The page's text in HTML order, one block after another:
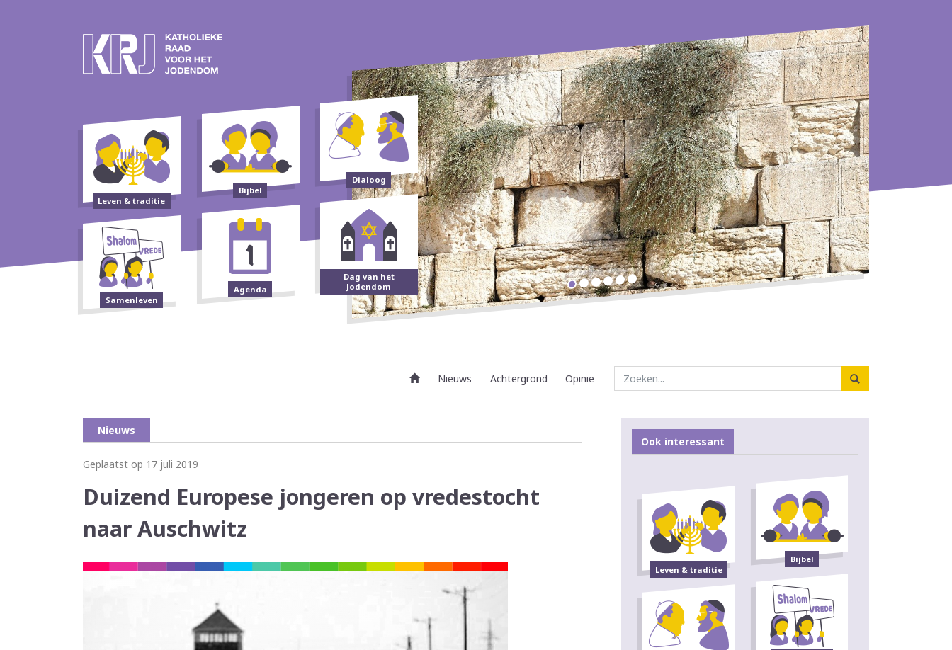
Leven & traditie
Bijbel
Dialoog
Samenleven
Agenda
Dag van het
Jodendom
Nieuws Achtergrond Opinie
Nieuws
Geplaatst op 17 juli 2019
Duizend Europese jongeren op vredestocht
naar Auschwitz
Ook interessant
Leven & traditie
Bijbel